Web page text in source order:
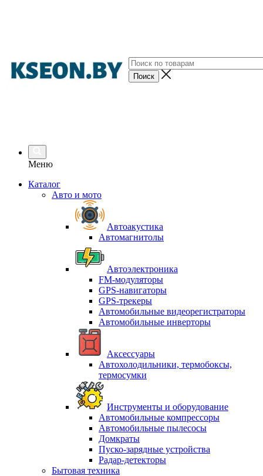
Меню
Каталог
Авто и мото
Автоакустика
Автомагнитолы
Автоэлектроника
FM-модуляторы
GPS-навигаторы
GPS-трекеры
Автомобильные видеорегистраторы
Автомобильные инверторы
Аксессуары
Автохолодильники, термобоксы,
термосумки
Инструменты и оборудование
Автомобильные компрессоры
Автомобильные пылесосы
Домкраты
Пуско-зарядные устройства
Радар-детекторы
Бытовая техника